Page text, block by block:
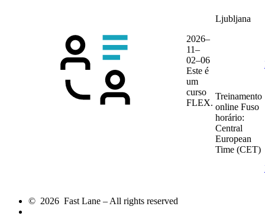
2026–
11–
02–06
Este é
um
curso
FLEX.
Ljubljana
Treinamento
online Fuso
horário:
Central
European
Time (CET)
© 2026 Fast Lane – All rights reserved